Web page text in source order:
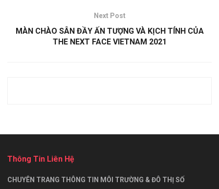
Next Post
MÀN CHÀO SÂN ĐẦY ẤN TƯỢNG VÀ KỊCH TÍNH CỦA
THE NEXT FACE VIETNAM 2021
Thông Tin Liên Hệ
CHUYÊN TRANG THÔNG TIN MÔI TRƯỜNG & ĐÔ THỊ SỐ